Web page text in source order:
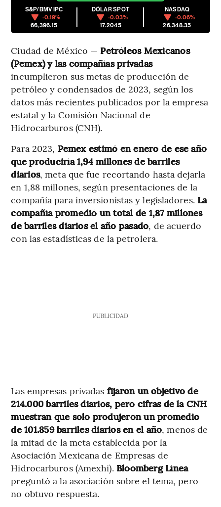
S&P/BMV IPC
-0.19%
66,396.15
DÓLAR SPOT
-0.03%
17.2045
NASDAQ
-0.06%
26,348.35
Ciudad de México — Petróleos Mexicanos
(Pemex) y las compañías privadas
incumplieron sus metas de producción de
petróleo y condensados de 2023, según los
datos más recientes publicados por la empresa
estatal y la Comisión Nacional de
Hidrocarburos (CNH).
Para 2023, Pemex estimó en enero de ese año
que produciría 1,94 millones de barriles
diarios, meta que fue recortando hasta dejarla
en 1,88 millones, según presentaciones de la
compañía para inversionistas y legisladores. La
compañía promedió un total de 1,87 millones
de barriles diarios el año pasado, de acuerdo
con las estadísticas de la petrolera.
PUBLICIDAD
Las empresas privadas fijaron un objetivo de
214.000 barriles diarios, pero cifras de la CNH
muestran que solo produjeron un promedio
de 101.859 barriles diarios en el año, menos de
la mitad de la meta establecida por la
Asociación Mexicana de Empresas de
Hidrocarburos (Amexhi). Bloomberg Línea
preguntó a la asociación sobre el tema, pero
no obtuvo respuesta.